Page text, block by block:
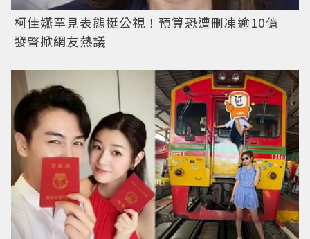
柯佳嬿罕見表態挺公視！預算恐遭刪凍逾10億
發聲掀網友熱議